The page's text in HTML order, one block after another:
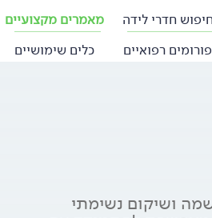
חיפוש חדרי לידה מאמרים מקצועיים
פורומים רפואיים כלים שימושיים
ושיקום נשימתי